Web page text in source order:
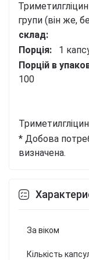
групи (він же,
склад:
Порція:
1
Порцій в
100
Триметилгліцин
* Добова
визначена.
За віком
Кількість